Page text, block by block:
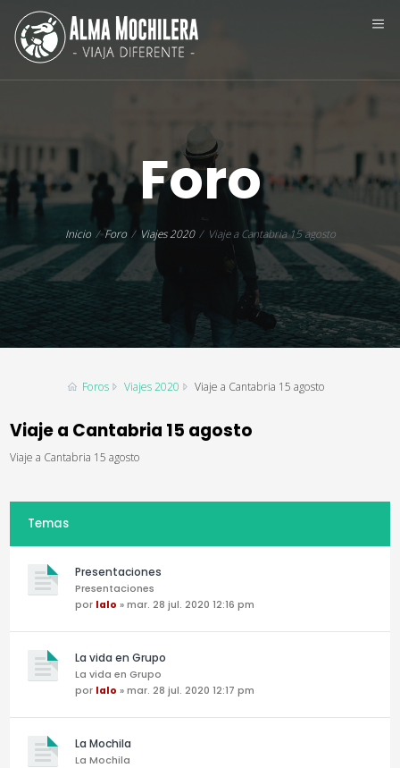
Foro
Inicio Foro Viajes 2020 Viaje a Cantabria 15 agosto
Foros Viajes 2020 Viaje a Cantabria 15 agosto
Viaje a Cantabria 15 agosto
Viaje a Cantabria 15 agosto
Temas
Presentaciones
Presentaciones
por lalo » mar. 28 jul. 2020 12:16 pm
La vida en Grupo
La vida en Grupo
por lalo » mar. 28 jul. 2020 12:17 pm
La Mochila
La Mochila